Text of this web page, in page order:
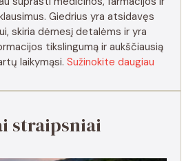
Giedrius yra atsidavęs
skiria dėmesį detalėms ir yra
tikslingumą ir aukščiausią
laikymąsi. Sužinokite daugiau
straipsniai